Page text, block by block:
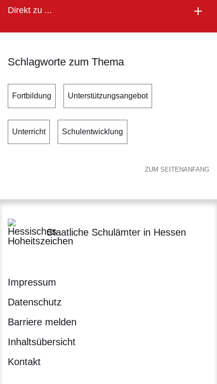
Direkt zu ...
Schlagworte zum Thema
Fortbildung Unterstützungsangebot
Unterricht Schulentwicklung
ZUM SEITENANFANG
Staatliche Schulämter in Hessen
Impressum
Datenschutz
Barriere melden
Inhaltsübersicht
Kontakt